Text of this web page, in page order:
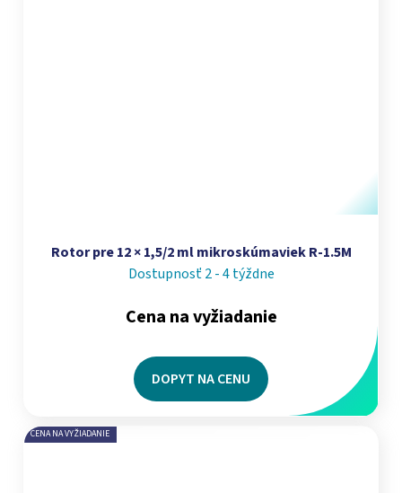
Rotor pre 12 × 1,5/2 ml mikroskúmaviek R-1.5M
Dostupnosť 2 - 4 týždne
Cena na vyžiadanie
DOPYT NA CENU
CENA NA VYŽIADANIE